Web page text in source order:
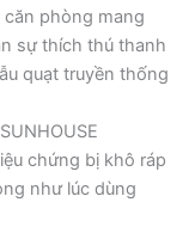
phòng mang
sự thích thú thanh
quạt truyền thống
chứng bị khô ráp
như lúc dùng